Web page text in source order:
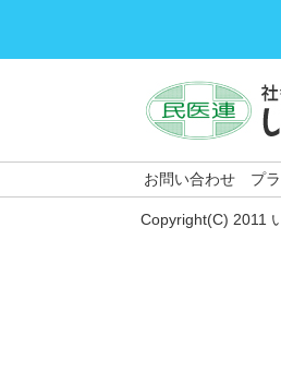
お問い合わせ プ
Copyright(C) 2011